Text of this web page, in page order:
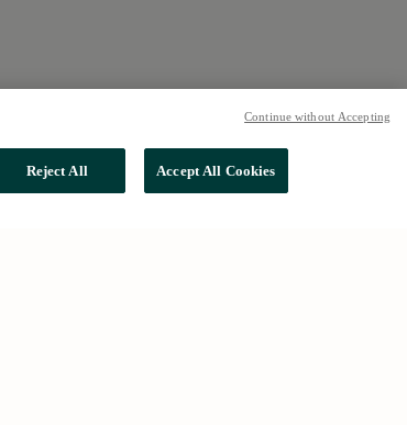
Reject All Accept All Cookies
Continue without Accepting